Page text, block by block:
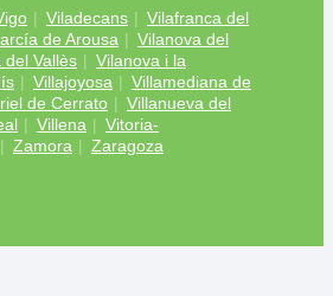
Viladecans
Vilafranca del
de Arousa
Vilanova del
del Vallès
Vilanova i la
Villajoyosa
Villamediana de
de Cerrato
Villanueva del
Villena
Vitoria-
Zamora Zaragoza